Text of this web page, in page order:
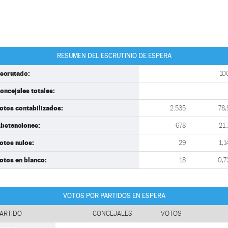
RESUMEN DEL ESCRUTINIO DE ESPERA
totales:
contabilizados: 2.535
678
nulos: 29
en blanco: 18
VOTOS POR PARTIDOS EN ESPERA
CONCEJALES VOTOS